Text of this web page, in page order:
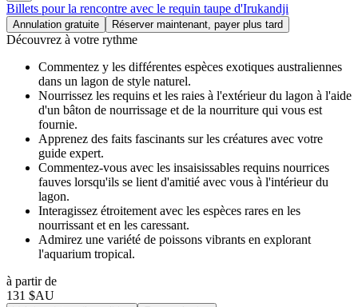
Billets pour la rencontre avec le requin taupe d'Irukandji
Annulation gratuite Réserver maintenant, payer plus tard
Découvrez à votre rythme
Commentez y les différentes espèces exotiques australiennes
dans un lagon de style naturel.
Nourrissez les requins et les raies à l'extérieur du lagon à l'aide
d'un bâton de nourrissage et de la nourriture qui vous est
fournie.
Apprenez des faits fascinants sur les créatures avec votre
guide expert.
Commentez-vous avec les insaisissables requins nourrices
fauves lorsqu'ils se lient d'amitié avec vous à l'intérieur du
lagon.
Interagissez étroitement avec les espèces rares en les
nourrissant et en les caressant.
Admirez une variété de poissons vibrants en explorant
l'aquarium tropical.
à partir de
131 $AU